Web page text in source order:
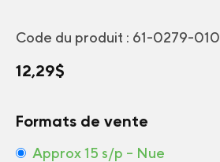
Code du produit : 61-0279-010
12,29$
Formats de vente
Approx 15 s/p – Nue